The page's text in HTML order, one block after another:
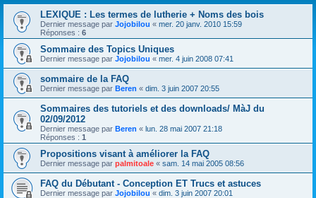
LEXIQUE : Les termes de lutherie + Noms des bois
Dernier message par Jojobilou « mer. 20 janv. 2010 15:59
Réponses : 6
Sommaire des Topics Uniques
Dernier message par Jojobilou « mer. 4 juin 2008 07:41
sommaire de la FAQ
Dernier message par Beren « dim. 3 juin 2007 20:55
Sommaires des tutoriels et des downloads/ MàJ du
02/09/2012
Dernier message par Beren « lun. 28 mai 2007 21:18
Réponses : 1
Propositions visant à améliorer la FAQ
Dernier message par palmitoale « sam. 14 mai 2005 08:56
FAQ du Débutant - Conception ET Trucs et astuces
Dernier message par Jojobilou « dim. 3 juin 2007 20:01